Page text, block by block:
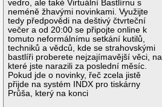
vedro, ale také Virtuální Bastlírnu s
neméně žhavými novinkami. Využijte
tedy předpovědi na deštivý čtvrteční
večer a od 20:00 se připojte online k
tomuto neformálnímu setkání kutilů,
techniků a vědců, kde se strahovskými
bastlíři proberete nejzajímavější věci, na
které jste narazili za poslední měsíc.
Pokud jde o novinky, řeč zcela jistě
přijde na systém INDX pro tiskárny
Průša, který na konci